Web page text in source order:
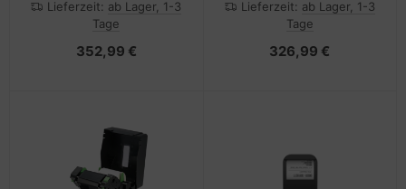
Thermotransfer - Rolle
(11,2 cm)
Lieferzeit: ab Lager, 1-3
Tage
352,99 €
Lieferzeit: ab Lager, 1-3
Tage
326,99 €